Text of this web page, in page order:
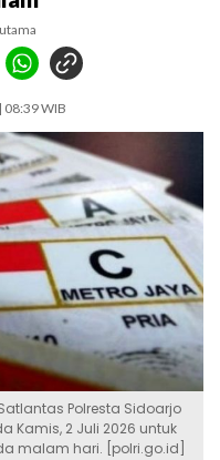
08:39 WIB
Polresta Sidoarjo
Kamis, 2 Juli 2026 untuk
malam hari. [polri.go.id]